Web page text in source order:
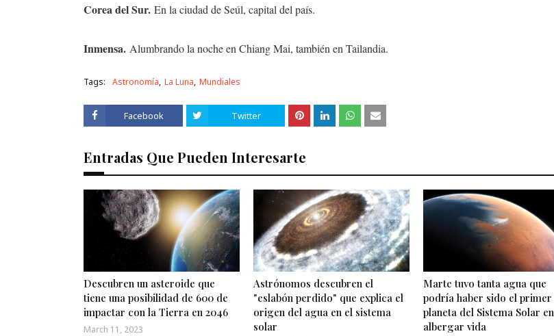
Corea del Sur. En la ciudad de Seúl, capital del país.
Inmensa. Alumbrando la noche en Chiang Mai, también en Tailandia.
Tags: Astronomía La Luna Mundiales
Facebook Twitter
Entradas Que Pueden Interesarte
Descubren un asteroide que
tiene una posibilidad de 600 de
impactar con la Tierra en 2046
March 11, 2023
Astrónomos descubren el
"eslabón perdido" que explica el
origen del agua en el sistema
solar
Marte tuvo tanta agua que
podría haber sido el primer
planeta del Sistema Solar en
albergar vida